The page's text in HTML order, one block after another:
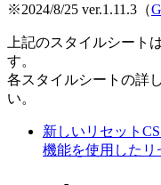
※2024/8/25 ver.1.11.3（
上記のスタイルシート
す。
各スタイルシートの詳
い。
新しいリセット
機能を使用したリ